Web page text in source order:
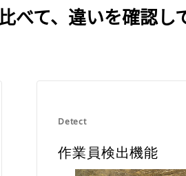
べて、違いを確認し
Detect
作業員検出機能